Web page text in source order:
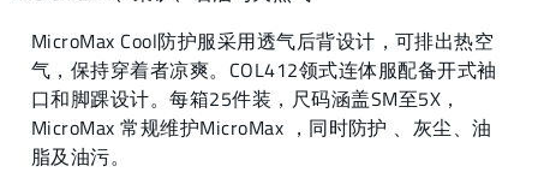
MicroMax Cool防护服采用透气后背设计，可排出热空
气，保持穿着者凉爽。COL412领式连体服配备开式袖
口和脚踝设计。每箱25件装，尺码涵盖SM至5X，
MicroMax 常规维护MicroMax ，同时防护 、灰尘、油
脂及油污。